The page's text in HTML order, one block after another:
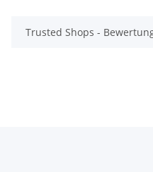
Trusted Shops -